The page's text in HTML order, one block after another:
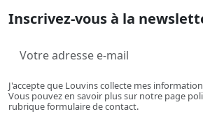
Inscrivez-vous à la
J'accepte que Louvins collecte mes
Vous pouvez en savoir plus sur notre page
rubrique formulaire de contact.